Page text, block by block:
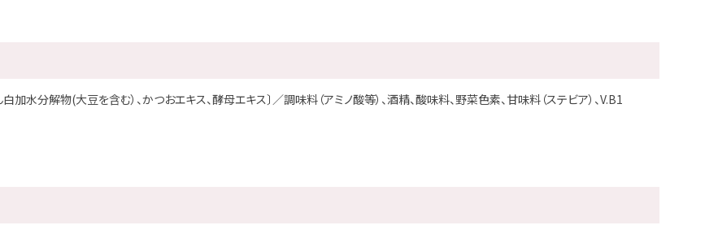
加水分解物(大豆を含む）、かつおエキス、酵母エキス〕／調味料（アミノ酸等）、酒精、酸味料、野菜色素、甘味料（ステビア）、V.B1